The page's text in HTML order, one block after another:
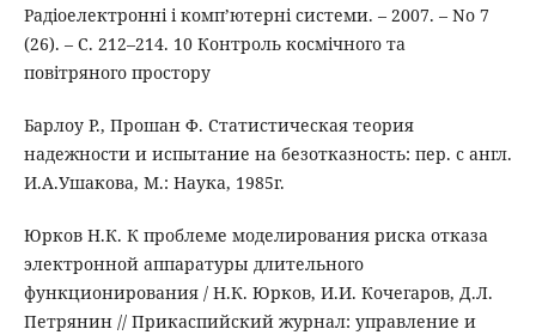
Радіоелектронні і комп’ютерні системи. – 2007. – No 7
(26). – С. 212–214. 10 Контроль космічного та
повітряного простору
Барлоу Р., Прошан Ф. Статистическая теория
надежности и испытание на безотказность: пер. с англ.
И.А.Ушакова, М.: Наука, 1985г.
Юрков Н.К. К проблеме моделирования риска отказа
электронной аппаратуры длительного
функционирования / Н.К. Юрков, И.И. Кочегаров, Д.Л.
Петрянин // Прикаспийский журнал: управление и